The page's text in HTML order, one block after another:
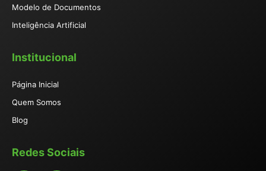
Modelo de Documentos
Inteligência Artificial
Institucional
Página Inicial
Quem Somos
Blog
Redes Sociais